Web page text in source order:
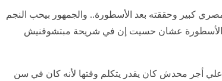
كبير وحققته بعد الأسطورة.. والجمهور بيحب النجم
عشان حسيت إن في شريحة مبتشوفنيش
أجر محدش كان يقدر يتكلم وقتها لأنه كان في سن